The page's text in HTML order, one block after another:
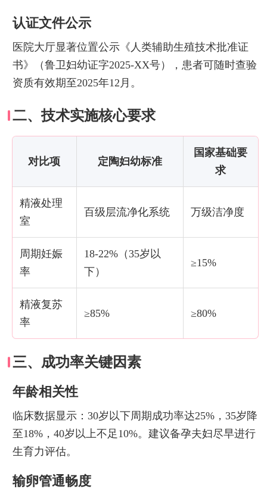
认证文件公示
医院大厅显著位置公示《人类辅助生殖技术批准证
书》（鲁卫妇幼证字2025-XX号），患者可随时查验
资质有效期至2025年12月。
二、技术实施核心要求
对比项 定陶妇幼标准
国家基础要
求
精液处理
室
百级层流净化系统 万级洁净度
周期妊娠
率
18-22%（35岁以
下）
≥15%
精液复苏
率
≥85% ≥80%
三、成功率关键因素
年龄相关性
临床数据显示：30岁以下周期成功率达25%，35岁降
至18%，40岁以上不足10%。建议备孕夫妇尽早进行
生育力评估。
输卵管通畅度